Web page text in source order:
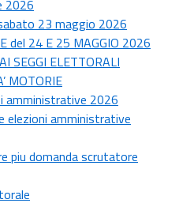
2026
23 maggio 2026
del 24 E 25 MAGGIO 2026
SEGGI ELETTORALI
MOTORIE
amministrative 2026
amministrative
piu domanda scrutatore